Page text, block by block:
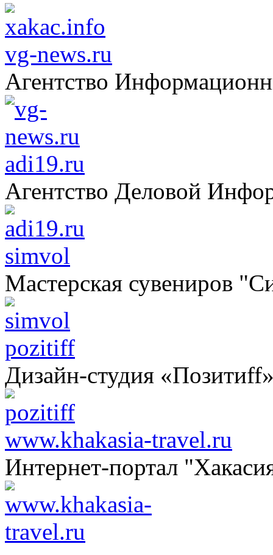
vg-news.ru
Агентство
adi19.ru
Агентство Деловой
simvol
Мастерская сувениров
pozitiff
Дизайн-студия
www.khakasia-travel.ru
Интернет-портал